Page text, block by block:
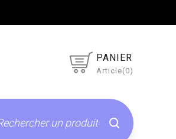
PANIER
Article(0)